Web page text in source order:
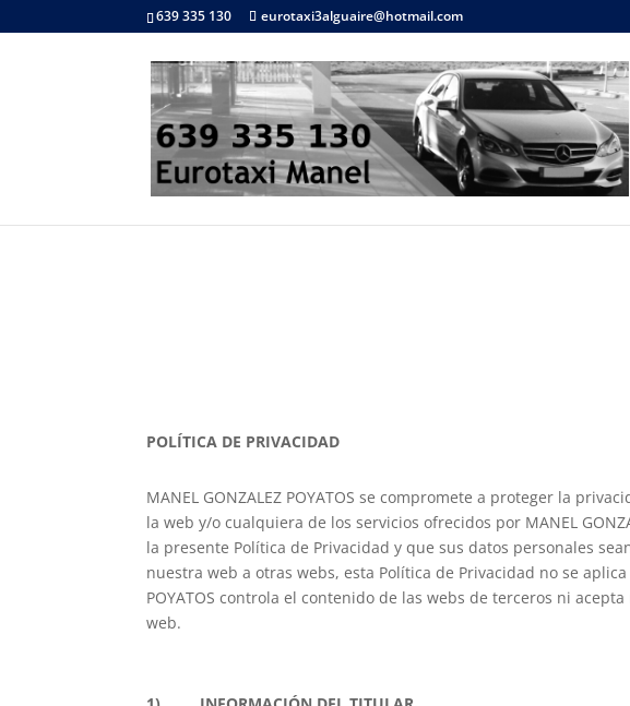
639 335 130 eurotaxi3alguaire@hotmail.com
POLÍTICA DE PRIVACIDAD
MANEL GONZALEZ POYATOS se compromete a proteger la
la web y/o cualquiera de los servicios ofrecidos por MANEL
la presente Política de Privacidad y que sus datos personales
nuestra web a otras webs, esta Política de Privacidad no se
POYATOS controla el contenido de las webs de terceros ni
web.